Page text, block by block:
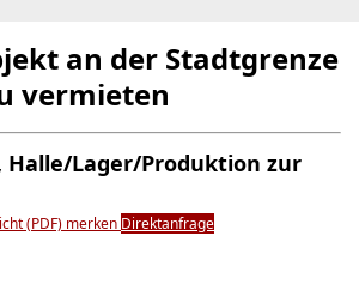
an der Stadtgrenze
vermieten
Halle/Lager/Produktion zur
(PDF) merken Direktanfrage